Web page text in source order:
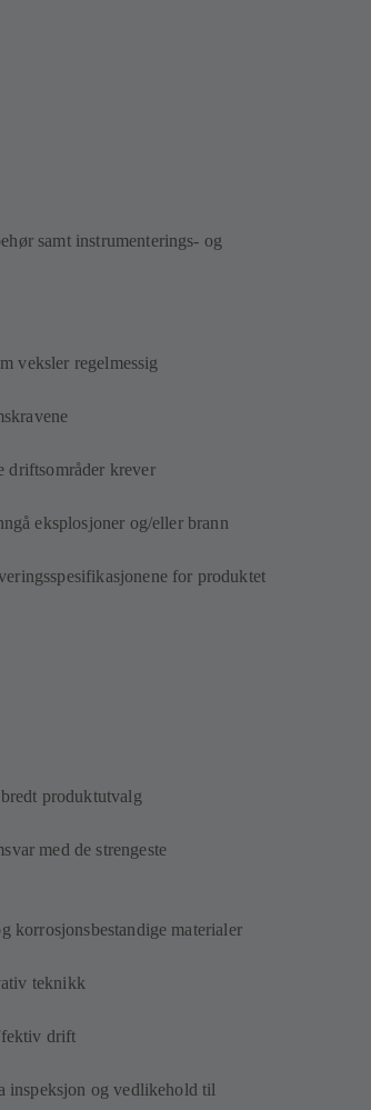
samt instrumenterings- og
veksler regelmessig
driftsområder krever
eksplosjoner og/eller brann
for produktet
produktutvalg
med de strengeste
korrosjonsbestandige materialer
teknikk
drift
inspeksjon og vedlikehold til